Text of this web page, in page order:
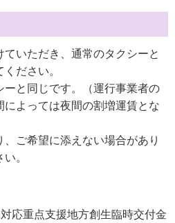
ていただき、通常のタクシーと
ださい。
ーと同じです。（運行事業者の
によっては夜間の割増運賃とな
ご希望に添えない場合があり
。
応重点支援地方創生臨時交付金